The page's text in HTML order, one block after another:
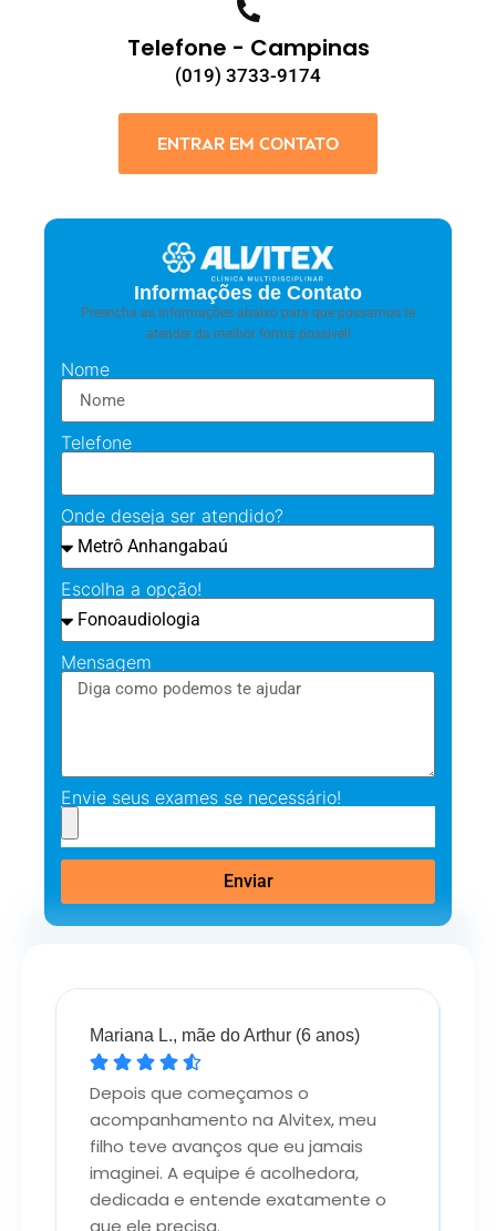
Telefone - Campinas
(019) 3733-9174
ENTRAR EM CONTATO
Informações de Contato
Preencha as informações abaixo para que possamos te
atender da melhor forma possivel!
Nome
Telefone
Onde deseja ser atendido?
Escolha a opção!
Mensagem
Envie seus exames se necessário!
Enviar
Mariana L., mãe do Arthur (6 anos)
Depois que começamos o
acompanhamento na Alvitex, meu
filho teve avanços que eu jamais
imaginei. A equipe é acolhedora,
dedicada e entende exatamente o
que ele precisa.